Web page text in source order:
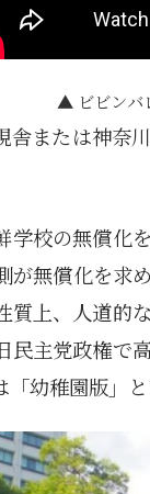
ビビン
舎または神奈
学校の無償化
が無償化を求
質上、人道的
民主党政権で
「幼稚園版」